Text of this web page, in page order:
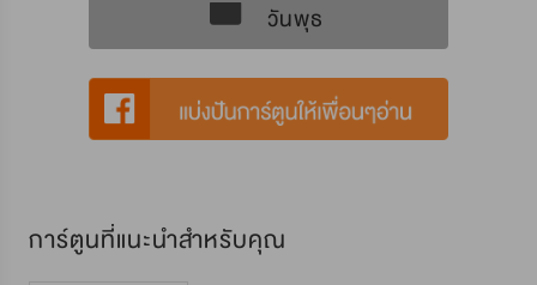
วันพุธ
การ์ตูนที่แนะนำสำหรับคุณ